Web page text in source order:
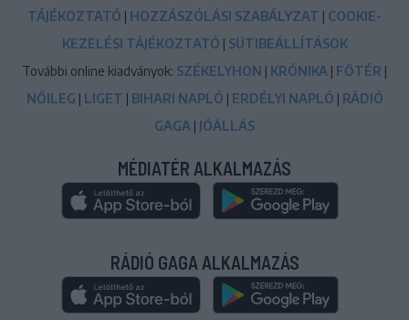
TÁJÉKOZTATÓ | HOZZÁSZÓLÁSI SZABÁLYZAT | COOKIE-
KEZELÉSI TÁJÉKOZTATÓ | SÜTIBEÁLLÍTÁSOK
További online kiadványok: SZÉKELYHON | KRÓNIKA | FŐTÉR |
NŐILEG | LIGET | BIHARI NAPLÓ | ERDÉLYI NAPLÓ | RÁDIÓ
GAGA | JÓÁLLÁS
MÉDIATÉR ALKALMAZÁS
RÁDIÓ GAGA ALKALMAZÁS